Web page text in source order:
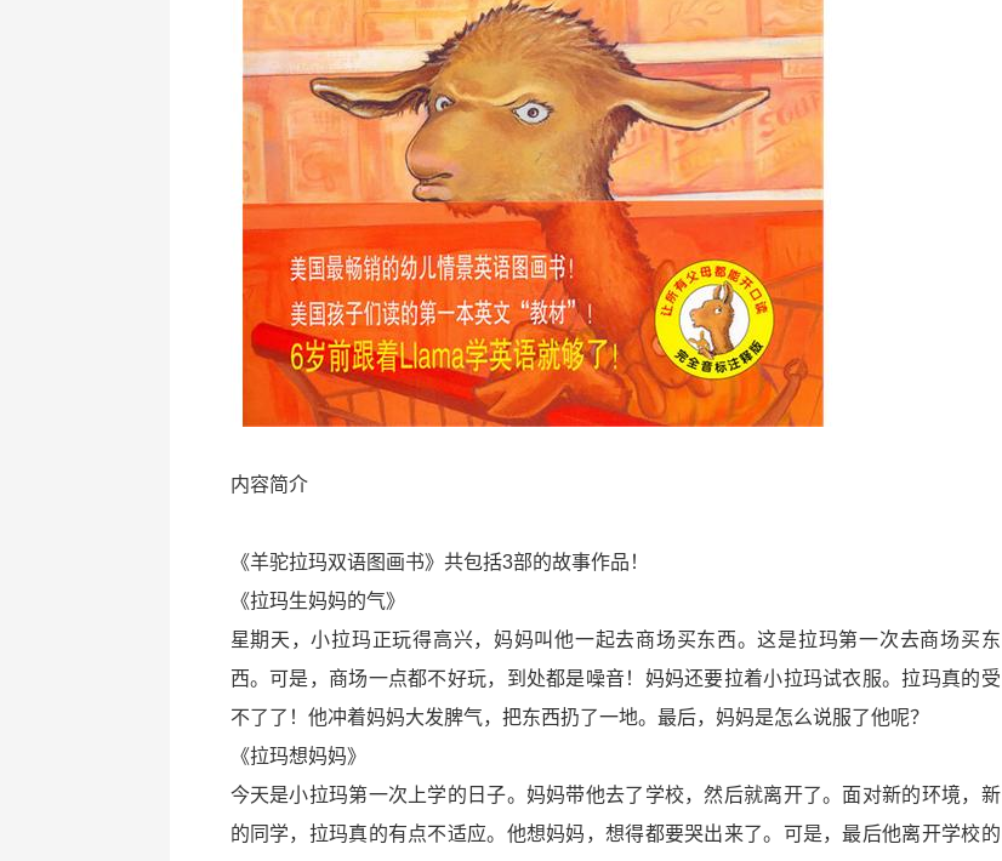
内容简介
《羊驼拉玛双语图画书》共包括3部的故事作品！
《拉玛生妈妈的气》
星期天，小拉玛正玩得高兴，妈妈叫他一起去商场买东西。这是拉玛第一次去商场买东
西。可是，商场一点都不好玩，到处都是噪音！妈妈还要拉着小拉玛试衣服。拉玛真的受
不了了！他冲着妈妈大发脾气，把东西扔了一地。最后，妈妈是怎么说服了他呢？
《拉玛想妈妈》
今天是小拉玛第一次上学的日子。妈妈带他去了学校，然后就离开了。面对新的环境，新
的同学，拉玛真的有点不适应。他想妈妈，想得都要哭出来了。可是，最后他离开学校的